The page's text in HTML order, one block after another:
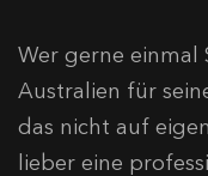
Wer gerne einmal
Australien für
das nicht auf
lieber eine